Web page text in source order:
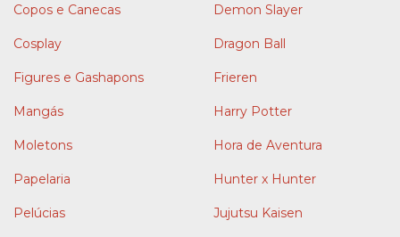
Copos e Canecas
Cosplay
Figures e Gashapons
Mangás
Moletons
Papelaria
Pelúcias
Demon Slayer
Dragon Ball
Frieren
Harry Potter
Hora de Aventura
Hunter x Hunter
Jujutsu Kaisen